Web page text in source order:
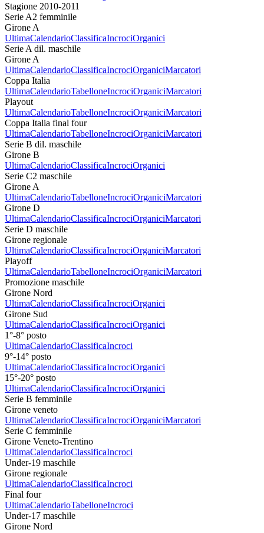
Stagione 2010-2011
Serie A2 femminile
Girone A
UltimaCalendarioClassificaIncrociOrganici
Serie A dil. maschile
Girone A
UltimaCalendarioClassificaIncrociOrganiciMarcatori
Coppa Italia
UltimaCalendarioTabelloneIncrociOrganiciMarcatori
Playout
UltimaCalendarioTabelloneIncrociOrganiciMarcatori
Coppa Italia final four
UltimaCalendarioTabelloneIncrociOrganiciMarcatori
Serie B dil. maschile
Girone B
UltimaCalendarioClassificaIncrociOrganici
Serie C2 maschile
Girone A
UltimaCalendarioTabelloneIncrociOrganiciMarcatori
Girone D
UltimaCalendarioClassificaIncrociOrganiciMarcatori
Serie D maschile
Girone regionale
UltimaCalendarioClassificaIncrociOrganiciMarcatori
Playoff
UltimaCalendarioTabelloneIncrociOrganiciMarcatori
Promozione maschile
Girone Nord
UltimaCalendarioClassificaIncrociOrganici
Girone Sud
UltimaCalendarioClassificaIncrociOrganici
1°-8° posto
UltimaCalendarioClassificaIncroci
9°-14° posto
UltimaCalendarioClassificaIncrociOrganici
15°-20° posto
UltimaCalendarioClassificaIncrociOrganici
Serie B femminile
Girone veneto
UltimaCalendarioClassificaIncrociOrganiciMarcatori
Serie C femminile
Girone Veneto-Trentino
UltimaCalendarioClassificaIncroci
Under-19 maschile
Girone regionale
UltimaCalendarioClassificaIncroci
Final four
UltimaCalendarioTabelloneIncroci
Under-17 maschile
Girone Nord